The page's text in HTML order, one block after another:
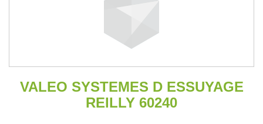
VALEO SYSTEMES D ESSUYAGE
REILLY 60240